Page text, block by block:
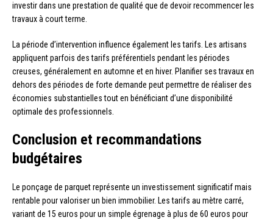
investir dans une prestation de qualité que de devoir recommencer les
travaux à court terme.
La période d’intervention influence également les tarifs. Les artisans
appliquent parfois des tarifs préférentiels pendant les périodes
creuses, généralement en automne et en hiver. Planifier ses travaux en
dehors des périodes de forte demande peut permettre de réaliser des
économies substantielles tout en bénéficiant d’une disponibilité
optimale des professionnels.
Conclusion et recommandations
budgétaires
Le ponçage de parquet représente un investissement significatif mais
rentable pour valoriser un bien immobilier. Les tarifs au mètre carré,
variant de 15 euros pour un simple égrenage à plus de 60 euros pour